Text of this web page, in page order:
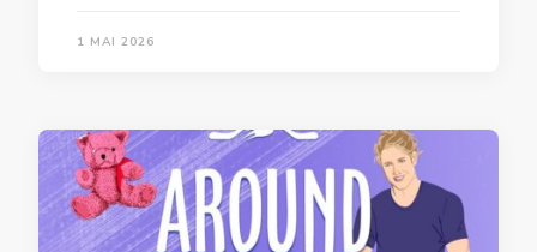
1 MAI 2026